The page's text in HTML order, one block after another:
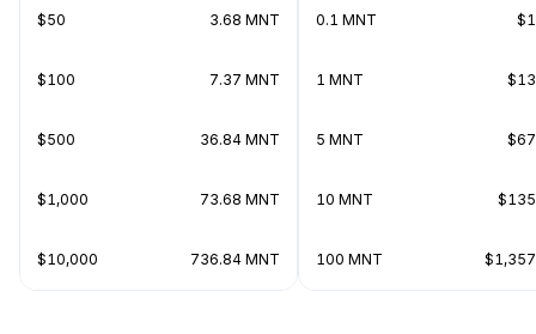
$50 3.68 MNT
$100 7.37 MNT
$500 36.84 MNT
$1,000 73.68 MNT
$10,000 736.84 MNT
0.1 MNT
1 MNT
5 MNT
10 MNT
100 MNT